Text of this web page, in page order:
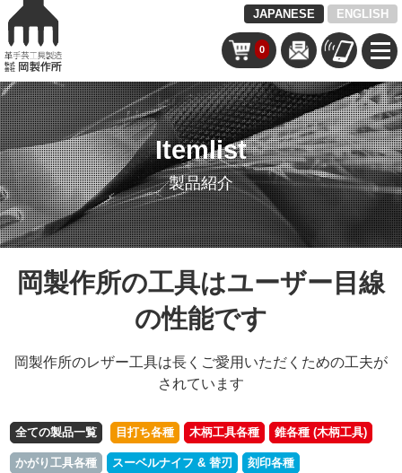
JAPANESE ENGLISH
0
Itemlist
製品紹介
岡製作所の工具はユーザー目線
の性能です
岡製作所のレザー工具は長くご愛用いただくための工夫が
されています
全ての製品一覧 目打ち各種 木柄工具各種 錐各種 (木柄工具)
かがり工具各種 スーベルナイフ & 替刃 刻印各種